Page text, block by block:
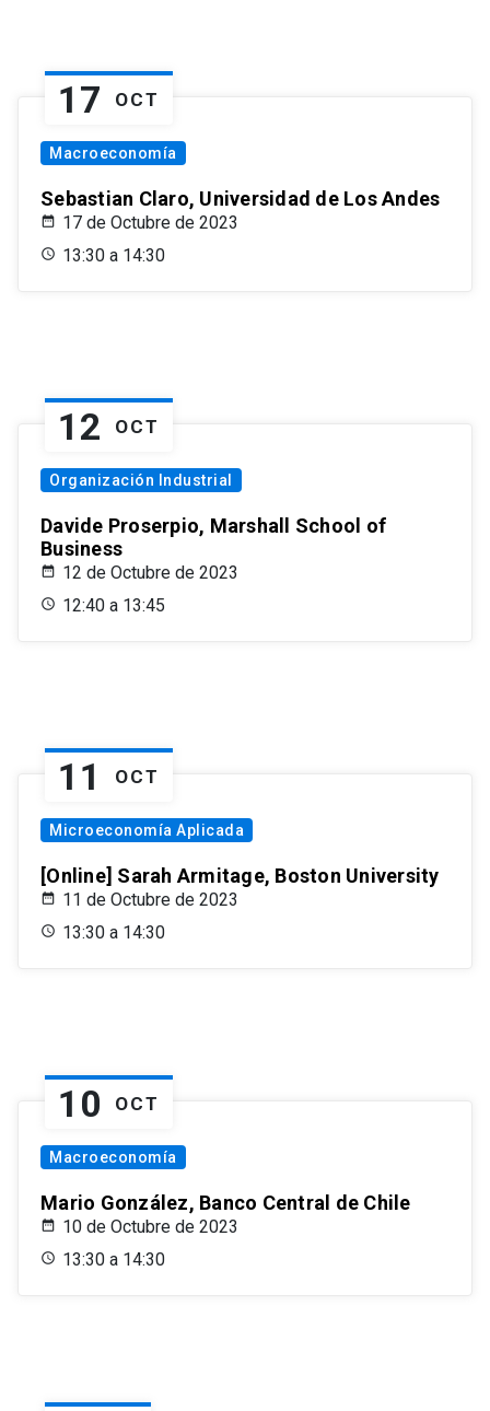
17 OCT
Macroeconomía
Sebastian Claro, Universidad de Los Andes
17 de Octubre de 2023
13:30 a 14:30
12 OCT
Organización Industrial
Davide Proserpio, Marshall School of
Business
12 de Octubre de 2023
12:40 a 13:45
11 OCT
Microeconomía Aplicada
[Online] Sarah Armitage, Boston University
11 de Octubre de 2023
13:30 a 14:30
10 OCT
Macroeconomía
Mario González, Banco Central de Chile
10 de Octubre de 2023
13:30 a 14:30